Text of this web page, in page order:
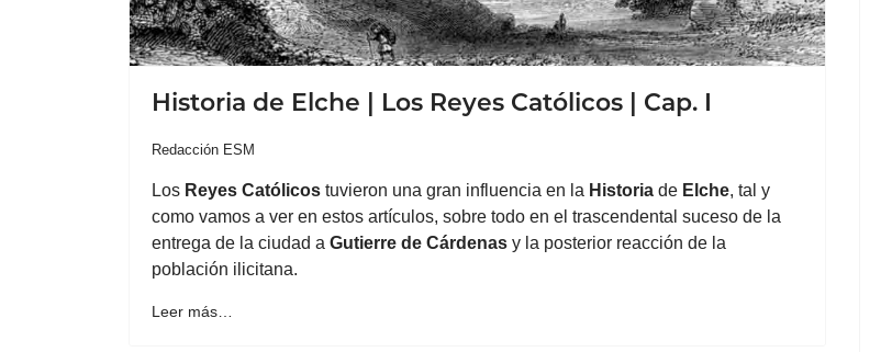
Historia de Elche | Los Reyes Católicos | Cap. I
Redacción ESM
Los Reyes Católicos tuvieron una gran influencia en la Historia de Elche, tal y
como vamos a ver en estos artículos, sobre todo en el trascendental suceso de la
entrega de la ciudad a Gutierre de Cárdenas y la posterior reacción de la
población ilicitana.
Leer más…